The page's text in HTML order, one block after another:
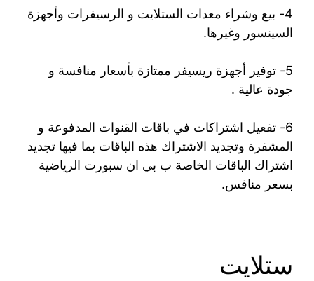
4- بيع وشراء معدات الستلايت و الرسيفرات وأجهزة
السينسور وغيرها.
5- توفير أجهزة ريسيفر ممتازة بأسعار منافسة و
جودة عالية .
6- تفعيل اشتراكات في باقات القنوات المدفوعة و
المشفرة وتجديد الاشتراك هذه الباقات بما فيها تجديد
اشتراك الباقات الخاصة ب بي ان سبورت الرياضية
بسعر منافس.
ستلايت